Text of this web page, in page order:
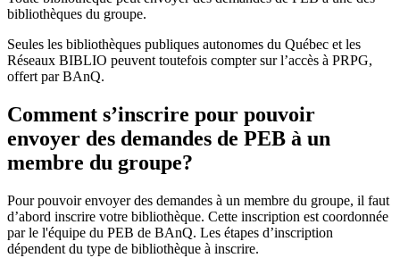
bibliothèques du groupe.
Seules les bibliothèques publiques autonomes du Québec et les
Réseaux BIBLIO peuvent toutefois compter sur l’accès à PRPG,
offert par BAnQ.
Comment s’inscrire pour pouvoir
envoyer des demandes de PEB à un
membre du groupe?
Pour pouvoir envoyer des demandes à un membre du groupe, il faut
d’abord inscrire votre bibliothèque. Cette inscription est coordonnée
par le l'équipe du PEB de BAnQ. Les étapes d’inscription
dépendent du type de bibliothèque à inscrire.